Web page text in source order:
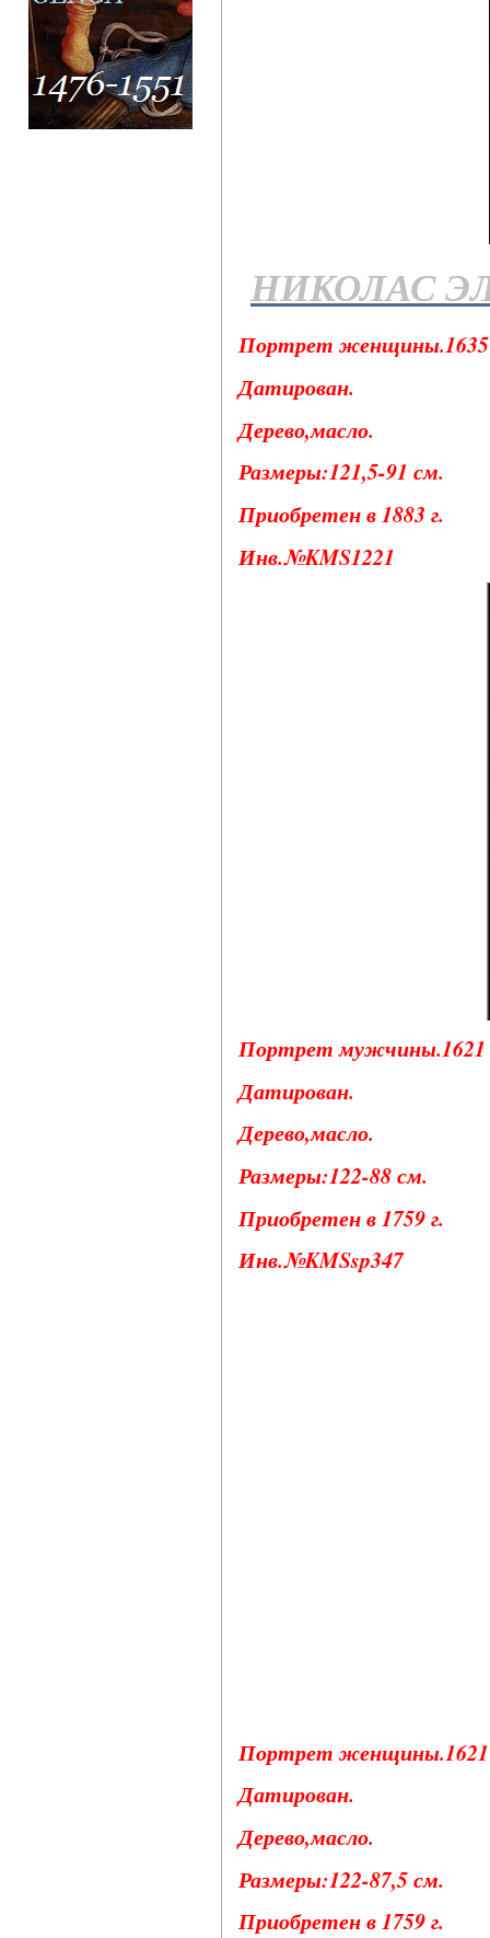
НИКОЛАС
Портрет женщины.1635
Датирован.
Дерево,масло.
Размеры:121,5-91 см.
Приобретен в 1883 г.
Инв.№KMS1221
Портрет мужчины.1621
Датирован.
Дерево,масло.
Размеры:122-88 см.
Приобретен в 1759 г.
Инв.№KMSsp347
Портрет женщины.1621
Датирован.
Дерево,масло.
Размеры:122-87,5 см.
Приобретен в 1759 г.